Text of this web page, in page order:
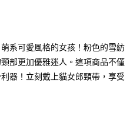
運費
系可愛風格的女孩！粉色的雪紡
部更加優雅迷人。這項商品不僅
器！立刻戴上貓女郎頸帶，享受